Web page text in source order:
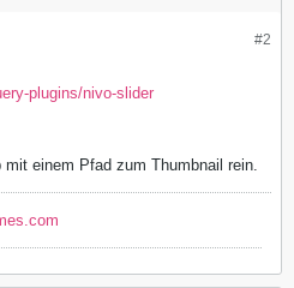
#2
plugins/nivo-slider
einem Pfad zum Thumbnail rein.